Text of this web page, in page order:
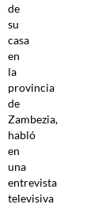
de
su
casa
en
la
provincia
de
Zambezia,
habló
en
una
entrevista
televisiva